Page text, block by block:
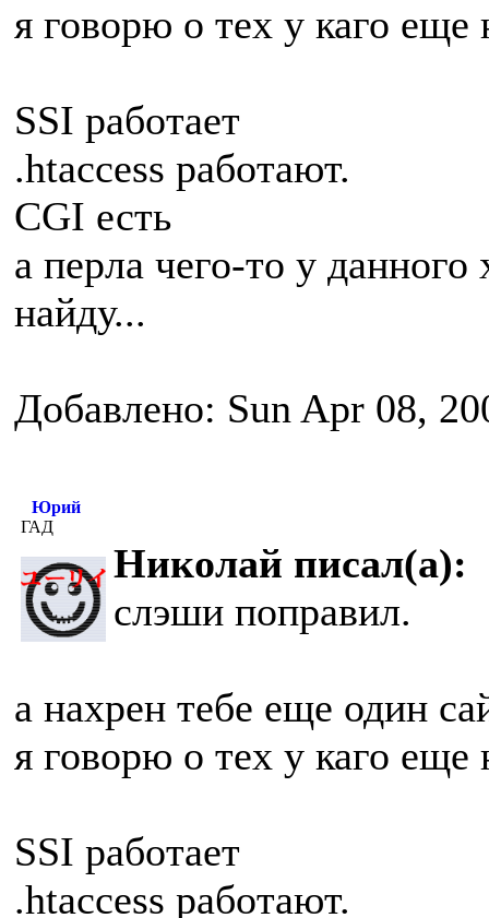
я говорю о тех у каго еще
SSI работает
.htaccess работают.
CGI есть
а перла чего-то у данного
найду...
Добавлено: Sun Apr 08,
Юрий
ГАД
Николай писал(а):
слэши поправил.
а нахрен тебе еще один
я говорю о тех у каго еще
SSI работает
.htaccess работают.